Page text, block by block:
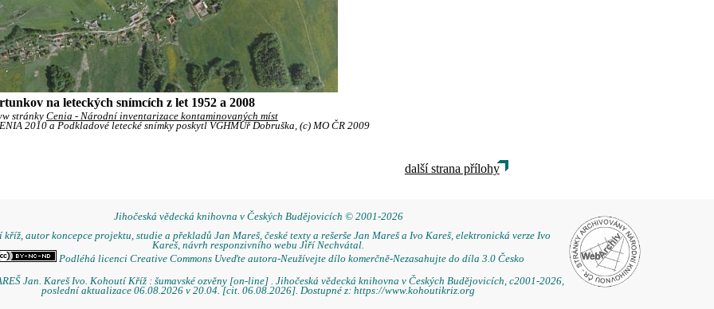
na leteckých snímcích z let 1952 a 2008
stránky Cenia - Národní inventarizace kontaminovaných míst
2010 a Podkladové letecké snímky poskytl VGHMÚř Dobruška, (c) MO ČR 2009
další strana přílohy
Jihočeská vědecká knihovna v Českých Budějovicích © 2001-2026
autor koncepce projektu, studie a překladů Jan Mareš, české texty a rešerše Jan Mareš a Ivo Kareš, elektronická verze Ivo
Kareš, návrh responzivního webu Jiří Nechvátal.
Podléhá licenci Creative Commons Uveďte autora-Neužívejte dílo komerčně-Nezasahujte do díla 3.0 Česko
Jan. Kareš Ivo. Kohoutí Kříž : šumavské ozvěny [on-line] . Jihočeská vědecká knihovna v Českých Budějovicích, c2001-2026,
poslední aktualizace 06.08.2026 v 20.04. [cit. 06.08.2026]. Dostupné z: https://www.kohoutikriz.org